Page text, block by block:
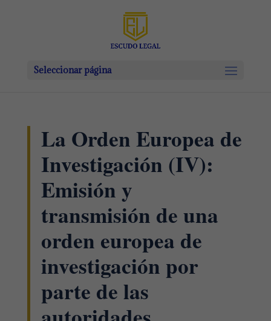
Seleccionar página
La Orden Europea de
Investigación (IV):
Emisión y
transmisión de una
orden europea de
investigación por
parte de las